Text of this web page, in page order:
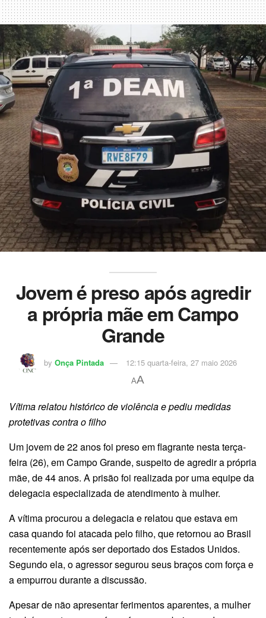
Jovem é preso após agredir
a própria mãe em Campo
Grande
by Onça Pintada 12:15 quarta-feira, 27 maio 2026
AA
Vítima relatou histórico de violência e pediu medidas
protetivas contra o filho
Um jovem de 22 anos foi preso em flagrante nesta terça-
feira (26), em Campo Grande, suspeito de agredir a própria
mãe, de 44 anos. A prisão foi realizada por uma equipe da
delegacia especializada de atendimento à mulher.
A vítima procurou a delegacia e relatou que estava em
casa quando foi atacada pelo filho, que retornou ao Brasil
recentemente após ser deportado dos Estados Unidos.
Segundo ela, o agressor segurou seus braços com força e
a empurrou durante a discussão.
Apesar de não apresentar ferimentos aparentes, a mulher